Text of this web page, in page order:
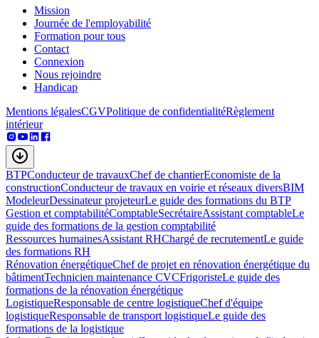
Mission
Journée de l'employabilité
Formation pour tous
Contact
Connexion
Nous rejoindre
Handicap
Mentions légalesCGVPolitique de confidentialitéRèglement
intérieur
BTPConducteur de travauxChef de chantierEconomiste de la
constructionConducteur de travaux en voirie et réseaux diversBIM
ModeleurDessinateur projeteurLe guide des formations du BTP
Gestion et comptabilitéComptableSecrétaireAssistant comptableLe
guide des formations de la gestion comptabilité
Ressources humainesAssistant RHChargé de recrutementLe guide
des formations RH
Rénovation énergétiqueChef de projet en rénovation énergétique du
bâtimentTechnicien maintenance CVCFrigoristeLe guide des
formations de la rénovation énergétique
LogistiqueResponsable de centre logistiqueChef d'équipe
logistiqueResponsable de transport logistiqueLe guide des
formations de la logistique